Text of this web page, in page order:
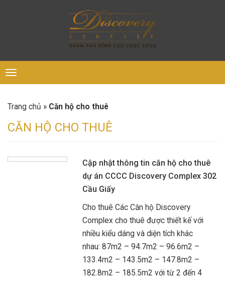
Toggle
Trang chủ » Căn hộ cho thuê
CĂN HỘ CHO THUÊ
Cập nhật thông tin căn hộ cho thuê
dự án CCCC Discovery Complex 302
Cầu Giấy
Cho thuê Các Căn hộ Discovery
Complex cho thuê được thiết kế với
nhiều kiểu dáng và diện tích khác
nhau: 87m2 – 94.7m2 – 96.6m2 –
133.4m2 – 143.5m2 – 147.8m2 –
182.8m2 – 185.5m2 với từ 2 đến 4